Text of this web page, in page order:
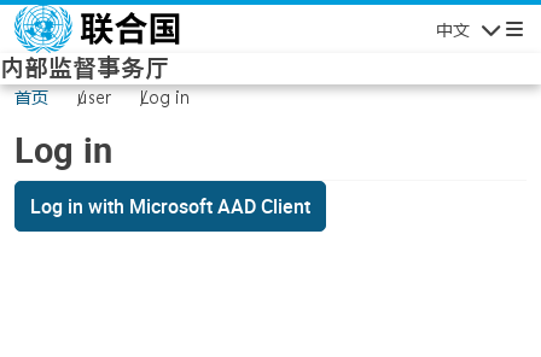
Skip to main content
中文
内部监督事务厅
首页 user Log in
Log in
Log in with Microsoft AAD Client